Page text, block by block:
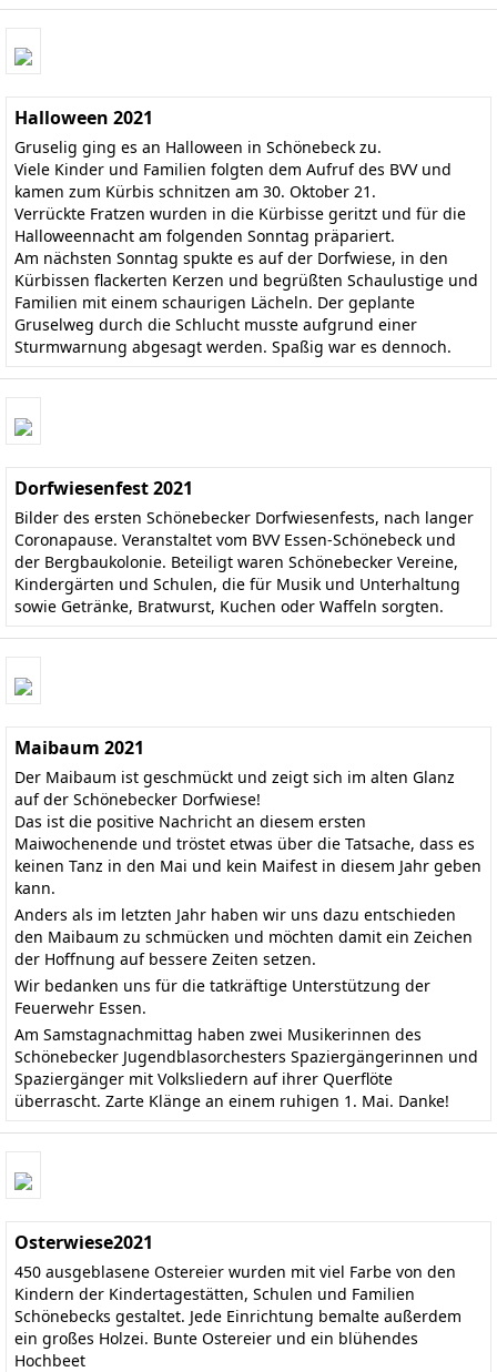
Halloween 2021
Gruselig ging es an Halloween in Schönebeck zu.
Viele Kinder und Familien folgten dem Aufruf des BVV und
kamen zum Kürbis schnitzen am 30. Oktober 21.
Verrückte Fratzen wurden in die Kürbisse geritzt und für die
Halloweennacht am folgenden Sonntag präpariert.
Am nächsten Sonntag spukte es auf der Dorfwiese, in den
Kürbissen flackerten Kerzen und begrüßten Schaulustige und
Familien mit einem schaurigen Lächeln. Der geplante
Gruselweg durch die Schlucht musste aufgrund einer
Sturmwarnung abgesagt werden. Spaßig war es dennoch.
Dorfwiesenfest 2021
Bilder des ersten Schönebecker Dorfwiesenfests, nach langer
Coronapause. Veranstaltet vom BVV Essen-Schönebeck und
der Bergbaukolonie. Beteiligt waren Schönebecker Vereine,
Kindergärten und Schulen, die für Musik und Unterhaltung
sowie Getränke, Bratwurst, Kuchen oder Waffeln sorgten.
Maibaum 2021
Der Maibaum ist geschmückt und zeigt sich im alten Glanz
auf der Schönebecker Dorfwiese!
Das ist die positive Nachricht an diesem ersten
Maiwochenende und tröstet etwas über die Tatsache, dass es
keinen Tanz in den Mai und kein Maifest in diesem Jahr geben
kann.
Anders als im letzten Jahr haben wir uns dazu entschieden
den Maibaum zu schmücken und möchten damit ein Zeichen
der Hoffnung auf bessere Zeiten setzen.
Wir bedanken uns für die tatkräftige Unterstützung der
Feuerwehr Essen.
Am Samstagnachmittag haben zwei Musikerinnen des
Schönebecker Jugendblasorchesters Spaziergängerinnen und
Spaziergänger mit Volksliedern auf ihrer Querflöte
überrascht. Zarte Klänge an einem ruhigen 1. Mai. Danke!
Osterwiese2021
450 ausgeblasene Ostereier wurden mit viel Farbe von den
Kindern der Kindertagestätten, Schulen und Familien
Schönebecks gestaltet. Jede Einrichtung bemalte außerdem
ein großes Holzei. Bunte Ostereier und ein blühendes
Hochbeet